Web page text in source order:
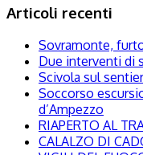
Articoli recenti
Sovramonte,
Due interventi di
Scivola sul
Soccorso
d’Ampezzo
RIAPERTO AL
CALALZO DI